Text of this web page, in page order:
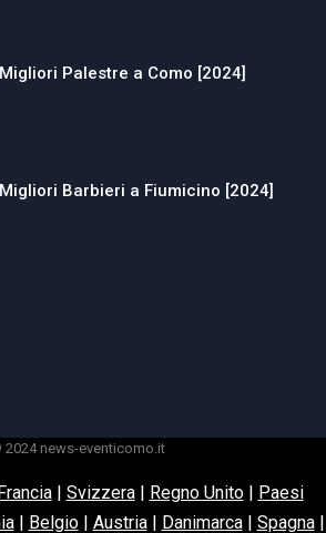
Palestre a Como [2024]
Barbieri a Fiumicino [2024]
2024 news-eventicomo.it
| Svizzera| Regno Unito| Paesi
| Belgio| Austria| Danimarca| Spagna|